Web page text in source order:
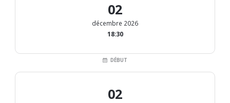
02
décembre 2026
18:30
DÉBUT
02